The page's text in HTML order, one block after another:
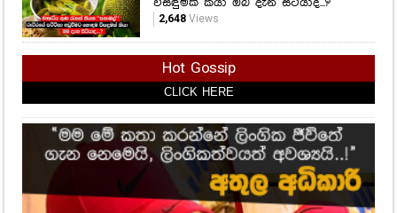
විසඳුමක් කියා ඔබ දැන සිටියාද...?
2,648Views
Hot Gossip
CLICK HERE